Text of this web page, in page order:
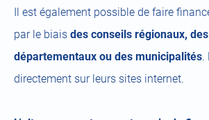
Il est également possible de faire
par le biais des conseils régionaux,
départementaux ou des municipalités.
directement sur leurs sites internet.